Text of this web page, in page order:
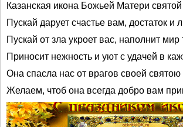
Казанская икона Божьей Матери святой
Пускай дарует счастье вам, достаток и
Пускай от зла укроет вас, наполнит мир
Приносит нежность и уют с удачей в
Она спасла нас от врагов своей святою
Желаем, чтоб она всегда добро вам